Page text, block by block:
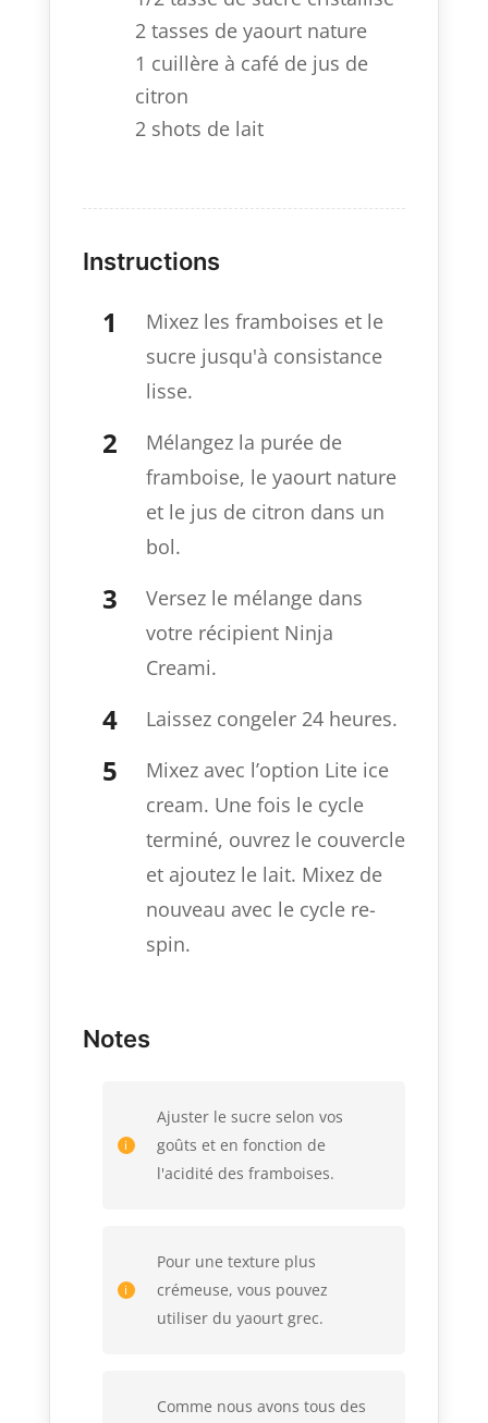
2 tasses de yaourt nature
1 cuillère à café de jus de
citron
2 shots de lait
Instructions
Mixez les framboises et le
sucre jusqu'à consistance
lisse.
Mélangez la purée de
framboise, le yaourt nature
et le jus de citron dans un
bol.
Versez le mélange dans
votre récipient Ninja
Creami.
Laissez congeler 24 heures.
Mixez avec l’option Lite ice
cream. Une fois le cycle
terminé, ouvrez le couvercle
et ajoutez le lait. Mixez de
nouveau avec le cycle re-
spin.
Notes
Ajuster le sucre selon vos
goûts et en fonction de
l'acidité des framboises.
Pour une texture plus
crémeuse, vous pouvez
utiliser du yaourt grec.
Comme nous avons tous des